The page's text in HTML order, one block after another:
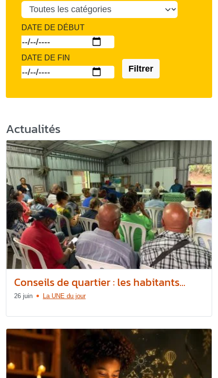
DATE DE DÉBUT
DATE DE FIN
Filtrer
Actualités
Conseils de quartier : les habitants...
26 juin La UNE du jour